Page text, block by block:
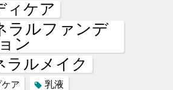
ィケア
ラルファンデ
ン
ラルメイク
ケア 乳液